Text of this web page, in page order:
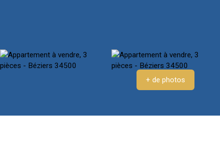
Rejoignez-
nous
Estimatio
n
+ de photos